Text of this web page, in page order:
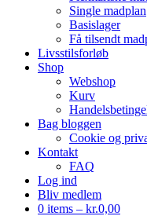
Single madplan
Basislager
Få tilsendt
Livsstilsforløb
Shop
Webshop
Kurv
Bag bloggen
Cookie og
Kontakt
FAQ
Log ind
Bliv medlem
0 items – kr.0,00